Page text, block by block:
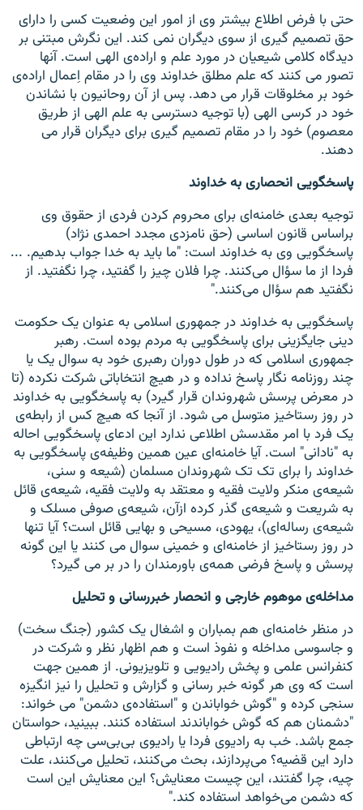
حتی با فرض اطلاع بیشتر وی از امور این وضعیت کسی را دارای
حق تصمیم گیری از سوی دیگران نمی کند. این نگرش مبتنی بر
دیدگاه کلامی شیعیان در مورد علم و اراده‌ی الهی است. آنها
تصور می کنند که علم مطلق خداوند وی را در مقام اِعمال اراده‌ی
خود بر مخلوقات قرار می دهد. پس از آن روحانیون با نشاندن
خود در کرسی الهی (با توجیه دسترسی به علم الهی از طریق
معصوم) خود را در مقام تصمیم گیری برای دیگران قرار می
دهند.
پاسخگویی انحصاری به خداوند
توجیه بعدی خامنه‌ای برای محروم کردن فردی از حقوق وی
براساس قانون اساسی (حق نامزدی مجدد احمدی نژاد)
پاسخگویی وی به خداوند است: "ما باید به خدا جواب بدهیم. ...
فردا از ما سؤال می‌کنند. چرا فلان چیز را گفتید، چرا نگفتید. از
نگفتید هم سؤال می‌کنند."
پاسخگویی به خداوند در جمهوری اسلامی به عنوان یک حکومت
دینی جایگزینی برای پاسخگویی به مردم بوده است. رهبر
جمهوری اسلامی که در طول دوران رهبری خود به سوال یک یا
چند روزنامه نگار پاسخ نداده و در هیچ انتخاباتی شرکت نکرده (تا
در معرض پرسش شهروندان قرار گیرد) به پاسخگویی به خداوند
در روز رستاخیز متوسل می شود. از آنجا که هیچ کس از رابطه‌ی
یک فرد با امر مقدسش اطلاعی ندارد این ادعای پاسخگویی احاله
به "نادانی" است. آیا خامنه‌ای عین همین وظیفه‌ی پاسخگویی به
خداوند را برای تک تک شهروندان مسلمان (شیعه و سنی،
شیعه‌ی منکر ولایت فقیه و معتقد به ولایت فقیه، شیعه‌ی قائل
به شریعت و شیعه‌ی گذر کرده ازآن، شیعه‌ی صوفی مسلک و
شیعه‌ی رساله‌ای)، یهودی، مسیحی و بهایی قائل است؟ آیا تنها
در روز رستاخیز از خامنه‌ای و خمینی سوال می کنند یا این گونه
پرسش و پاسخ فرضی همه‌ی باورمندان را در بر می گیرد؟
مداخله‌ی موهوم خارجی و انحصار خبررسانی و تحلیل
در منظر خامنه‌ای هم بمباران و اشغال یک کشور (جنگ سخت)
و جاسوسی مداخله و نفوذ است و هم اظهار نظر و شرکت در
کنفرانس علمی و پخش رادیویی و تلویزیونی. از همین جهت
است که وی هر گونه خبر رسانی و گزارش و تحلیل را نیز انگیزه
سنجی کرده و "گوش خواباندن و "استفاده‌ی دشمن" می خواند:
"دشمنان هم که گوش خواباندند استفاده کنند. ببینید، حواستان
جمع باشد. خب به رادیوی فردا یا رادیو‌ی بی‌بی‌سی چه ارتباطی
دارد این قضیه؟ می‌پردازند، بحث می‌کنند، تحلیل می‌کنند، علت
چیه، چرا گفتند، این چیست معنایش؟ این معنایش این است
که دشمن می‌خواهد استفاده کند."